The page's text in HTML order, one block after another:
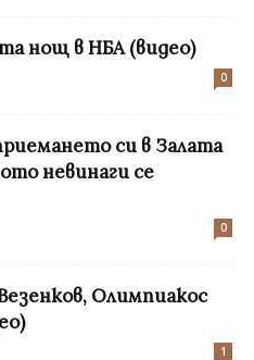
нощ в НБА (видео)
0
си в Залата
невинаги се
0
Олимпиакос
1